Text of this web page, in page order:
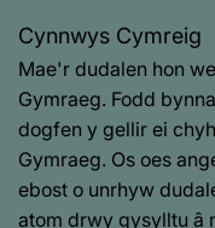
Cynnwys Cymreig
Mae'r dudalen hon
Gymraeg. Fodd
dogfen y gellir ei
Gymraeg. Os oes
ebost o unrhyw
atom drwy gysylltu â